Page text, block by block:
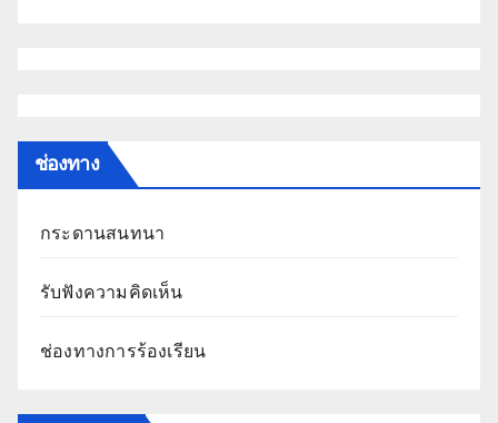
ช่องทาง
กระดานสนทนา
รับฟังความคิดเห็น
ช่องทางการร้องเรียน